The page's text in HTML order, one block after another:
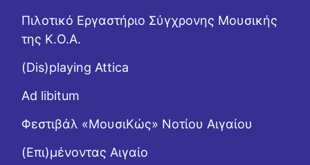
Πιλοτικό Εργαστήριο Σύγχρονης Μουσικής
της Κ.Ο.Α.
(Dis)playing Attica
Ad libitum
Φεστιβάλ «ΜουσιΚώς» Νοτίου Αιγαίου
(Επι)μένοντας Αιγαίο